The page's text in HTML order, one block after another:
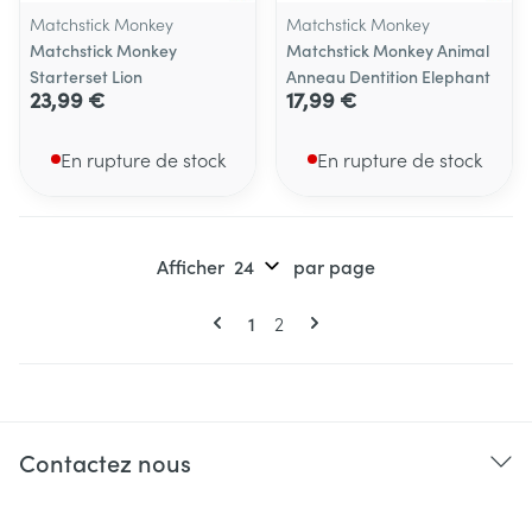
Matchstick Monkey
Matchstick Monkey
Starterset Lion
23,99 €
En rupture de stock
Matchstick Monkey
Matchstick Monkey Animal
Anneau Dentition Elephant
17,99 €
En rupture de stock
Pages
Vous lisez actuellement la page
1 Page
2
Afficher par page
Contactez nous